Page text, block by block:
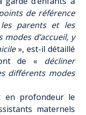
de référence
parents et les
d’accueil, y
», est-il détaillé
de « décliner
différents modes
en profondeur le
maternels